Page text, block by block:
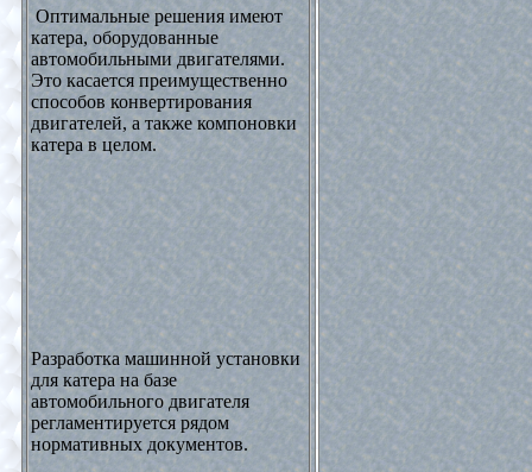
Оптимальные решения имеют
катера, оборудованные
автомобильными двигателями.
Это касается преимущественно
способов конвертирования
двигателей, а также компоновки
катера в целом.
Разработка машинной установки
для катера на базе
автомобильного двигателя
регламентируется рядом
нормативных документов.